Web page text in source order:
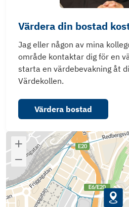
Värdera din bostad
Jag eller någon av mina
område kontaktar dig för en
starta en värdebevakning åt
Värdekollen.
Värdera bostad